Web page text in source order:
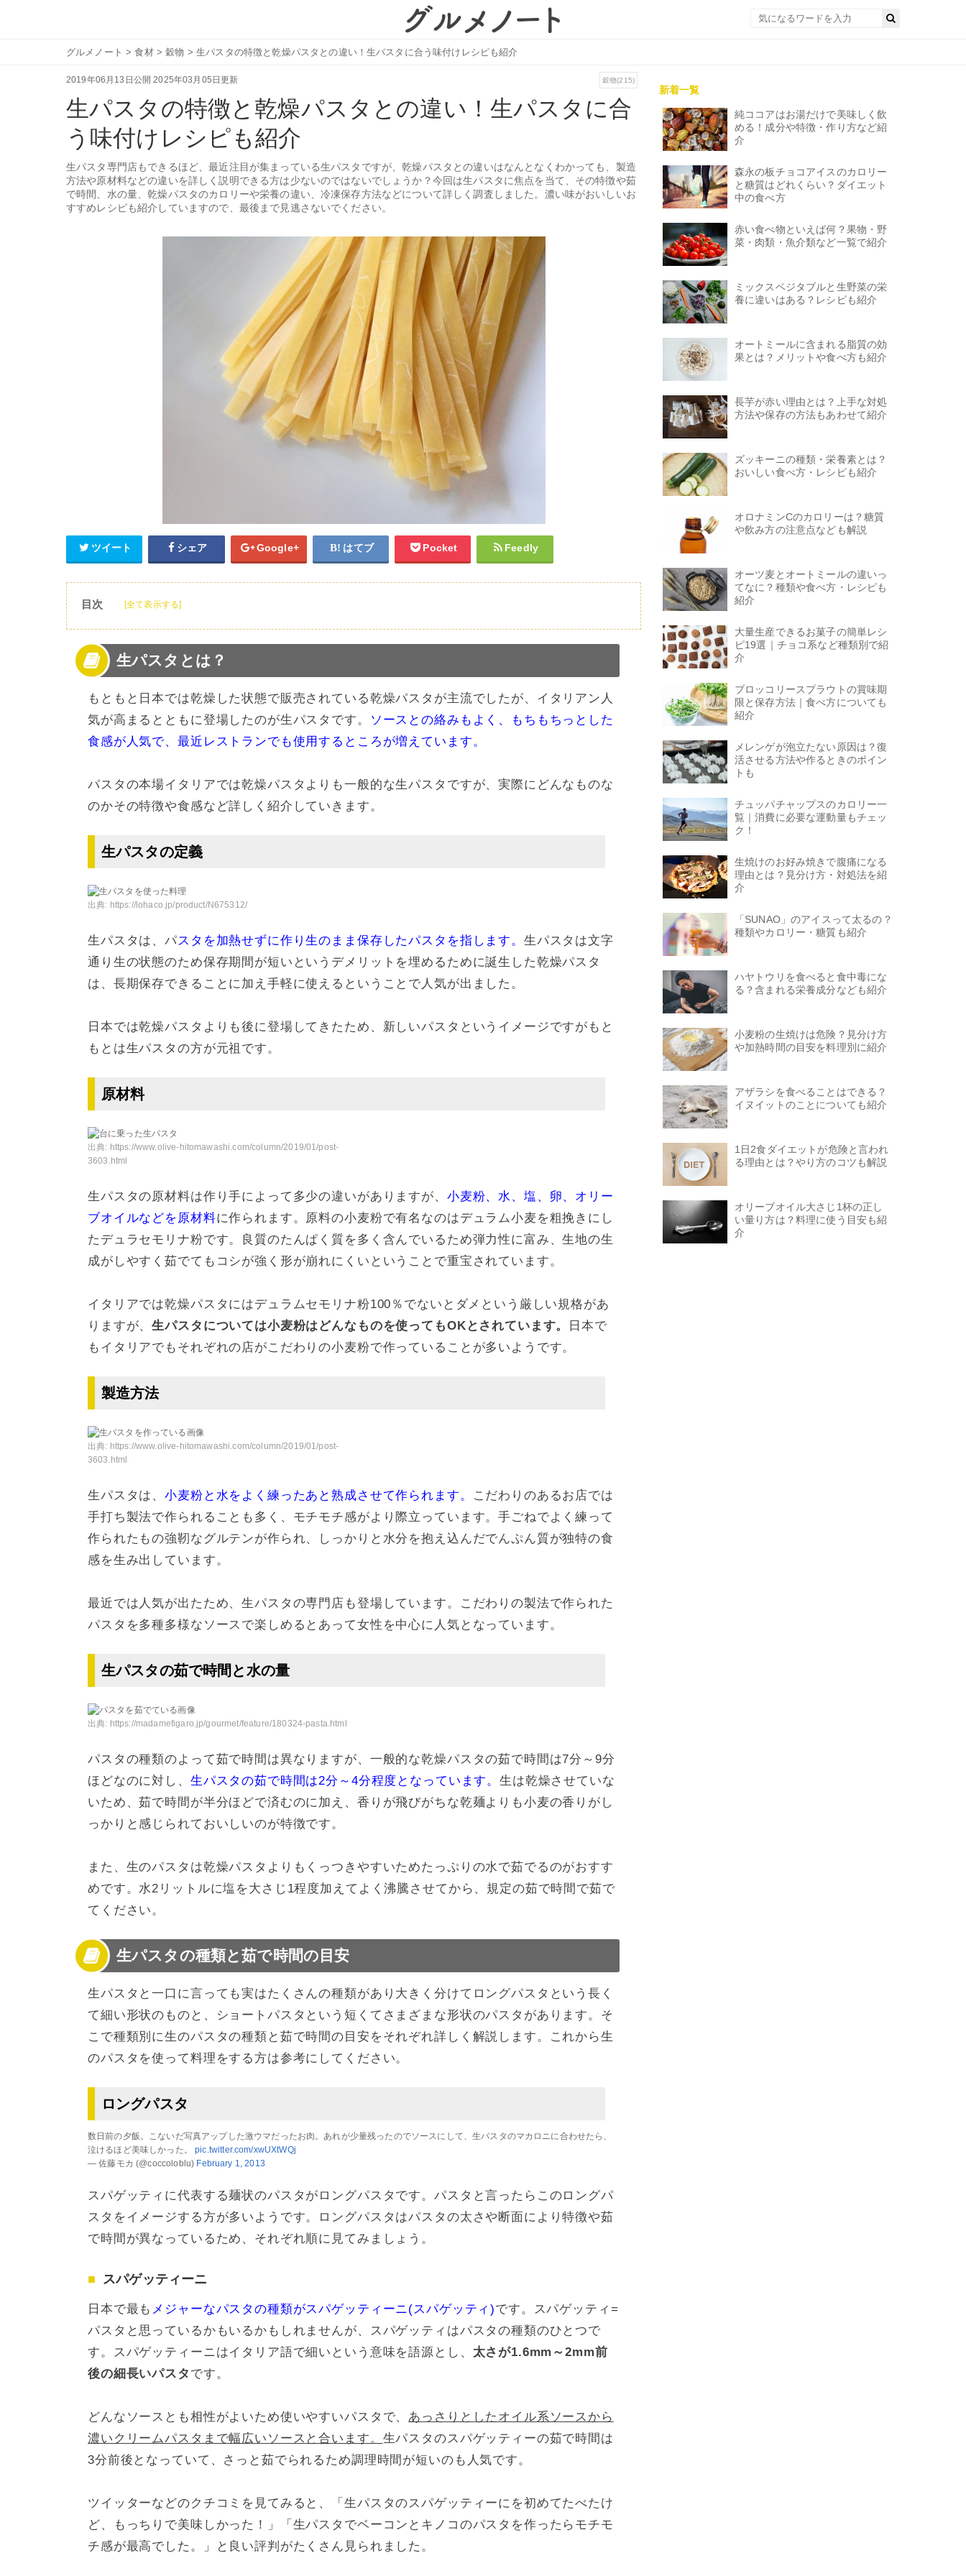
グルメノート >食材 >穀物 >生パスタの特徴と乾燥パスタとの違い！生パスタに合う味付けレシピも紹介
2019年06月13日公開 2025年03月05日更新 穀物(215)
生パスタの特徴と乾燥パスタとの違い！生パスタに合
う味付けレシピも紹介
生パスタ専門店もできるほど、最近注目が集まっている生パスタですが、乾燥パスタとの違いはなんとなくわかっても、製造
方法や原材料などの違いを詳しく説明できる方は少ないのではないでしょうか？今回は生パスタに焦点を当て、その特徴や茹
で時間、水の量、乾燥パスタのカロリーや栄養の違い、冷凍保存方法などについて詳しく調査しました。濃い味がおいしいお
すすめレシピも紹介していますので、最後まで見逃さないでください。
ツイート シェア Google+ はてブ Pocket Feedly
目次 [全て表示する]
3 生パスタと乾燥パスタの違い
4 生パスタに合う味付けのおすすめレシピ
5
生パスタは冷凍保存できる？
6 クリーム系のパスタソースには生パスタがおすすめ
生パスタとは？
もともと日本では乾燥した状態で販売されている乾燥パスタが主流でしたが、イタリアン人
気が高まるとともに登場したのが生パスタです。
ソースとの絡みもよく、もちもちっとした
食感が人気で、最近レストランでも使用するところが増えています。
パスタの本場イタリアでは乾燥パスタよりも一般的な生パスタですが、実際にどんなものな
のかその特徴や食感など詳しく紹介していきます。
生パスタの定義
出典: https://lohaco.jp/product/N675312/
生パスタは、パスタを加熱せずに作り生のまま保存したパスタを指します。 生パスタは文字
通り生の状態のため保存期間が短いというデメリットを埋めるために誕生した乾燥パスタ
は、長期保存できることに加え手軽に使えるということで人気が出ました。
日本では乾燥パスタよりも後に登場してきたため、新しいパスタというイメージですがもと
もとは生パスタの方が元祖です。
原材料
出典: https://www.olive-hitomawashi.com/column/2019/01/post-
3603.html
生パスタの原材料は作り手によって多少の違いがありますが、 小麦粉、水、塩、卵、オリー
ブオイルなどを原材料に作られます。原料の小麦粉で有名なのはデュラム小麦を粗挽きにし
たデュラセモリナ粉です。良質のたんぱく質を多く含んでいるため弾力性に富み、生地の生
成がしやすく茹でてもコシが強く形が崩れにくいということで重宝されています。
イタリアでは乾燥パスタにはデュラムセモリナ粉100％でないとダメという厳しい規格があ
りますが、生パスタについては小麦粉はどんなものを使ってもOKとされています。
日本で
もイタリアでもそれぞれの店がこだわりの小麦粉で作っていることが多いようです。
製造方法
出典: https://www.olive-hitomawashi.com/column/2019/01/post-
3603.html
生パスタは、小麦粉と水をよく練ったあと熟成させて作られます。
こだわりのあるお店では
手打ち製法で作られることも多く、モチモチ感がより際立っています。手ごねでよく練って
作られたもの強靭なグルテンが作られ、しっかりと水分を抱え込んだでんぷん質が独特の食
感を生み出しています。
最近では人気が出たため、生パスタの専門店も登場しています。こだわりの製法で作られた
パスタを多種多様なソースで楽しめるとあって女性を中心に人気となっています。
生パスタの茹で時間と水の量
出典: https://madamefigaro.jp/gourmet/feature/180324-pasta.html
パスタの種類のよって茹で時間は異なりますが、一般的な乾燥パスタの茹で時間は7分～9分
ほどなのに対し、 生パスタの茹で時間は2分～4分程度となっています。生は乾燥させていな
いため、茹で時間が半分ほどで済むのに加え、香りが飛びがちな乾麺よりも小麦の香りがし
っかりと感じられておいしいのが特徴です。
また、生のパスタは乾燥パスタよりもくっつきやすいためたっぷりの水で茹でるのがおすす
めです。水2リットルに塩を大さじ1程度加えてよく沸騰させてから、規定の茹で時間で茹で
てください。
生パスタの種類と茹で時間の目安
生パスタと一口に言っても実はたくさんの種類があり大きく分けてロングパスタという長く
て細い形状のものと、ショートパスタという短くてさまざまな形状のパスタがあります。そ
こで種類別に生のパスタの種類と茹で時間の目安をそれぞれ詳しく解説します。これから生
のパスタを使って料理をする方は参考にしてください。
ロングパスタ
数日前の夕飯。こないだ写真アップした激ウマだったお肉。あれが少量残ったのでソースにして、生パスタのマカロニに合わせたら、
泣けるほど美味しかった。pic.twitter.com/xwUXtWQj
— 佐藤モカ (@coccoloblu) February 1, 2013
スパゲッティに代表する麺状のパスタがロングパスタです。パスタと言ったらこのロングパ
スタをイメージする方が多いようです。ロングパスタはパスタの太さや断面により特徴や茹
で時間が異なっているため、それぞれ順に見てみましょう。
スパゲッティーニ
日本で最も メジャーなパスタの種類がスパゲッティーニ(スパゲッティ)です。スパゲッティ=
パスタと思っているかもいるかもしれませんが、スパゲッティはパスタの種類のひとつで
す。スパゲッティーニはイタリア語で細いという意味を語源とし、 太さが1.6mm～2mm前
後の細長いパスタ です。
どんなソースとも相性がよいため使いやすいパスタで、 あっさりとしたオイル系ソースから
濃いクリームパスタまで幅広いソースと合います。 生パスタのスパゲッティーの茹で時間は
3分前後となっていて、さっと茹でられるため調理時間が短いのも人気です。
ツイッターなどのクチコミを見てみると、「生パスタのスパゲッティーにを初めてたべたけ
ど、もっちりで美味しかった！」「生パスタでベーコンとキノコのパスタを作ったらモチモ
チ感が最高でした。」と良い評判がたくさん見られました。
新着一覧
純ココアはお湯だけで美味しく飲
める！成分や特徴・作り方など紹
介
森永の板チョコアイスのカロリー
と糖質はどれくらい？ダイエット
中の食べ方
赤い食べ物といえば何？果物・野
菜・肉類・魚介類など一覧で紹介
ミックスベジタブルと生野菜の栄
養に違いはある？レシピも紹介
オートミールに含まれる脂質の効
果とは？メリットや食べ方も紹介
長芋が赤い理由とは？上手な対処
方法や保存の方法もあわせて紹介
ズッキーニの種類・栄養素とは？
おいしい食べ方・レシピも紹介
オロナミンCのカロリーは？糖質
や飲み方の注意点なども解説
オーツ麦とオートミールの違いっ
てなに？種類や食べ方・レシピも
紹介
大量生産できるお菓子の簡単レシ
ピ19選｜チョコ系など種類別で紹
介
ブロッコリースプラウトの賞味期
限と保存方法｜食べ方についても
紹介
メレンゲが泡立たない原因は？復
活させる方法や作るときのポイン
トも
チュッパチャップスのカロリー一
覧｜消費に必要な運動量もチェッ
ク！
生焼けのお好み焼きで腹痛になる
理由とは？見分け方・対処法を紹
介
「SUNAO」のアイスって太るの？
種類やカロリー・糖質も紹介
ハヤトウリを食べると食中毒にな
る？含まれる栄養成分なども紹介
小麦粉の生焼けは危険？見分け方
や加熱時間の目安を料理別に紹介
アザラシを食べることはできる？
イヌイットのことについても紹介
1日2食ダイエットが危険と言われ
る理由とは？やり方のコツも解説
オリーブオイル大さじ1杯の正し
い量り方は？料理に使う目安も紹
介